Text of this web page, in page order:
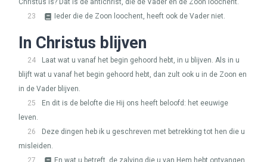
Christus is? Dat is de antichrist, die de Vader en de Zoon loochent.
23
Ieder die de Zoon loochent, heeft ook de Vader niet.
In Christus blijven
24
Laat wat u vanaf het begin gehoord hebt, in u blijven. Als in u
blijft wat u vanaf het begin gehoord hebt, dan zult ook u in de Zoon en
in de Vader blijven.
25
En dit is de belofte die Hij ons heeft beloofd: het eeuwige
leven.
26
Deze dingen heb ik u geschreven met betrekking tot hen die u
misleiden.
27
En wat u betreft, de zalving die u van Hem hebt ontvangen,